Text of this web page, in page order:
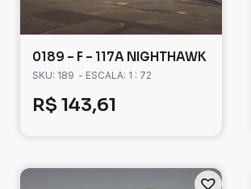
0189 – F – 117A NIGHTHAWK
SKU: 189 - ESCALA: 1 : 72
R$ 143,61